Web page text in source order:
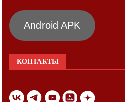
Android APK
КОНТАКТЫ